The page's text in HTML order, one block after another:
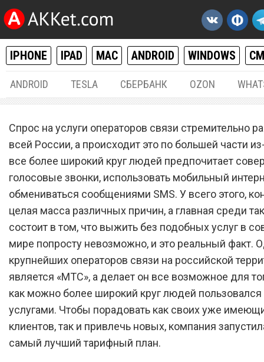
IPHONE IPAD MAC ANDROID WINDOWS
ANDROID TESLA СБЕРБАНК OZON
Сотовый оператор
«МТС» запустил самый
тарифный план, и вот
его нужно подключить
Спрос на услуги операторов связи стремительно
всей России, а происходит это по большей части
все более широкий круг людей предпочитает
голосовые звонки, использовать мобильный
обмениваться сообщениями SMS. У всего этого,
целая масса различных причин, а главная среди
состоит в том, что выжить без подобных услуг в
мире попросту невозможно, и это реальный факт.
крупнейших операторов связи на российской
является «МТС», а делает он все возможное для
как можно более широкий круг людей пользовался
услугами. Чтобы порадовать как своих уже
клиентов, так и привлечь новых, компания
самый лучший тарифный план.